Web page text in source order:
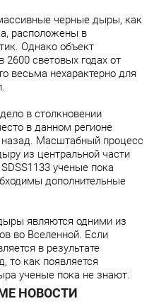
черные дыры, как
расположены в
Однако объект
световых годах от
весьма нехарактерно для
в столкновении
в данном регионе
Масштабный процесс
из центральной части
ученые пока
дополнительные
являются одними из
во Вселенной. Если
в результате
то как появляется
ученые пока не знают.
НОВОСТИ